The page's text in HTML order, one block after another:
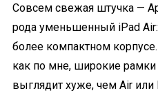
Совсем свежая штучка —
рода уменьшенный iPad
более компактном
как по мне, широкие
выглядит хуже, чем Air или